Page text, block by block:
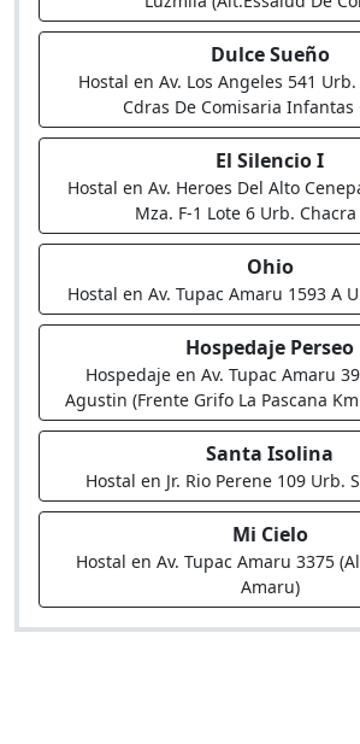
Dulce Sueño
Hostal en Av. Los Angeles 541
Cdras De Comisaria Infantas
El Silencio I
Hostal en Av. Heroes Del Alto
Mza. F-1 Lote 6 Urb.
Ohio
Hostal en Av. Tupac Amaru 1593 A
Hospedaje Perseo
Hospedaje en Av. Tupac Amaru
Agustin (Frente Grifo La Pascana
Santa Isolina
Hostal en Jr. Rio Perene 109 Urb.
Mi Cielo
Hostal en Av. Tupac Amaru 3375
Amaru)